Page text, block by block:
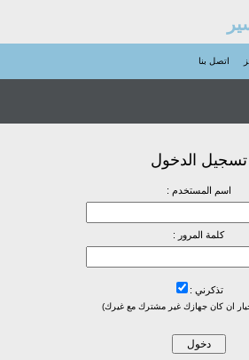
اتصل بنا
تسجيل الدخول
اسم المستخدم :
كلمة المرور :
تذكرني :
ان كان جهازك غير مشترك مع غيرك)